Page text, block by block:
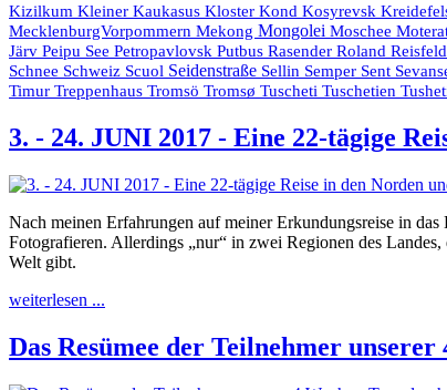
Kizilkum Kleiner Kaukasus Kloster Kond Kosyrevsk
MecklenburgVorpommern Mekong Mongolei Moschee
Järv Peipu See Petropavlovsk Putbus Rasender Roland
Schnee Schweiz Scuol Seidenstraße Sellin Semper Sent
Timur Treppenhaus Tromsö Tromsø Tuscheti Tuschetien
3. - 24. JUNI 2017 - Eine 22-tägige
Nach meinen Erfahrungen auf meiner Erkundungsreise in
Fotografieren. Allerdings „nur“ in zwei Regionen des
Welt gibt.
weiterlesen ...
Das Resümee der Teilnehmer